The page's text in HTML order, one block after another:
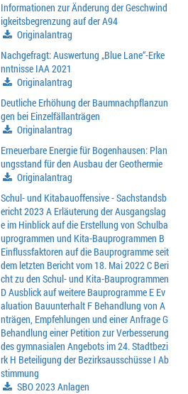
Informationen zur Änderung der Geschwind
igkeitsbegrenzung auf der A94
Originalantrag
Nachgefragt: Auswertung „Blue Lane“-Erke
nntnisse IAA 2021
Originalantrag
Deutliche Erhöhung der Baumnachpflanzun
gen bei Einzelfällanträgen
Originalantrag
Erneuerbare Energie für Bogenhausen: Plan
ungsstand für den Ausbau der Geothermie
Originalantrag
Schul- und Kitabauoffensive - Sachstandsb
ericht 2023 A Erläuterung der Ausgangslag
e im Hinblick auf die Erstellung von Schulba
uprogrammen und Kita-Bauprogrammen B
Einflussfaktoren auf die Bauprogramme seit
dem letzten Bericht vom 18. Mai 2022 C Beri
cht zu den Schul- und Kita-Bauprogrammen
D Ausblick auf weitere Bauprogramme E Ev
aluation Bauunterhalt F Behandlung von A
nträgen, Empfehlungen und einer Anfrage G
Behandlung einer Petition zur Verbesserung
des gymnasialen Angebots im 24. Stadtbezi
rk H Beteiligung der Bezirksausschüsse I Ab
stimmung
SBO 2023 Anlagen